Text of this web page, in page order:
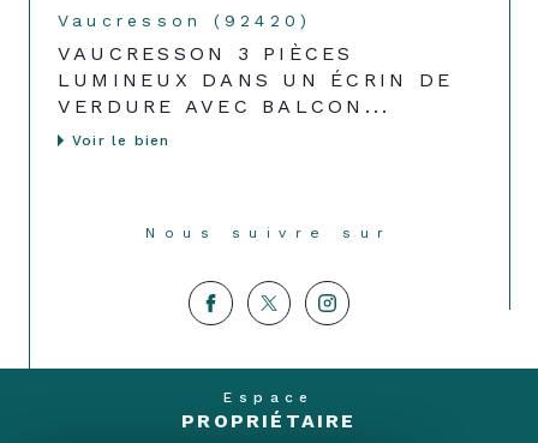
Vaucresson (92420)
VAUCRESSON 3 PIÈCES
LUMINEUX DANS UN ÉCRIN DE
VERDURE AVEC BALCON...
Voir le bien
Nous suivre sur
Espace
PROPRIÉTAIRE